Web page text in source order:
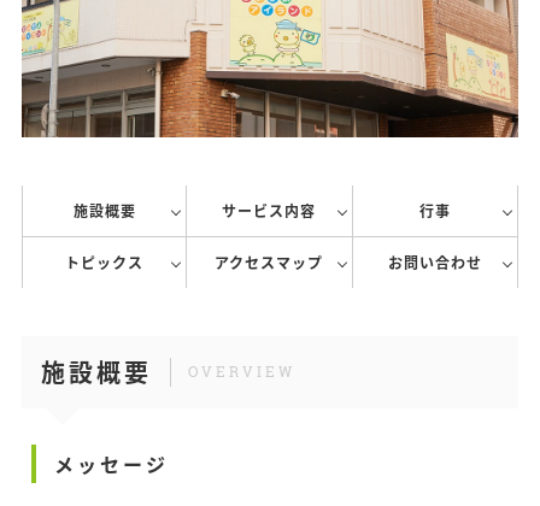
施設概要 サービス内容 行事
トピックス アクセスマップ お問い合わせ
施設概要 OVERVIEW
メッセージ